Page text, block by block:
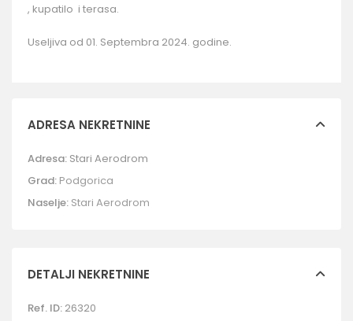
, kupatilo i terasa.
Useljiva od 01. Septembra 2024. godine.
ADRESA NEKRETNINE
Adresa: Stari Aerodrom
Grad: Podgorica
Naselje: Stari Aerodrom
DETALJI NEKRETNINE
Ref. ID: 26320